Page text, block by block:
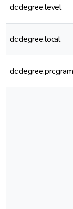
dc.degree.level
dc.degree.local
dc.degree.program